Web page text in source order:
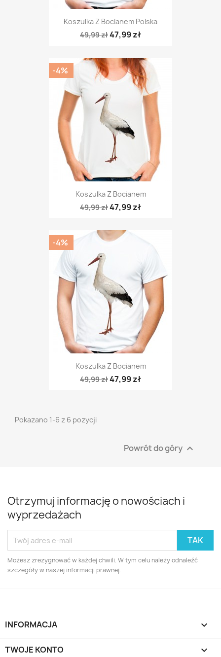
Koszulka Z Bocianem Polska
49,99 zł47,99 zł
Koszulka Z Bocianem
49,99 zł47,99 zł
-4%
Koszulka Z Bocianem
49,99 zł47,99 zł
-4%
Pokazano 1-6 z 6 pozycji
Powrót do góry 
Otrzymuj informację o nowościach i
wyprzedażach
Możesz zrezygnować w każdej chwili. W tym celu należy odnaleźć
szczegóły w naszej informacji prawnej.
INFORMACJA 
TWOJE KONTO 